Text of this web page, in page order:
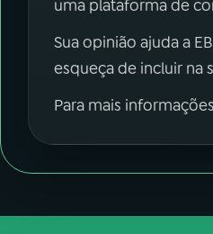
uma plataforma de
Sua opinião ajuda a
esqueça de incluir na
Para mais